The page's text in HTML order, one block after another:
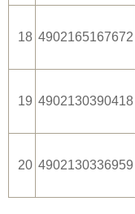
18 4902165167672
19 4902130390418
20 4902130336959